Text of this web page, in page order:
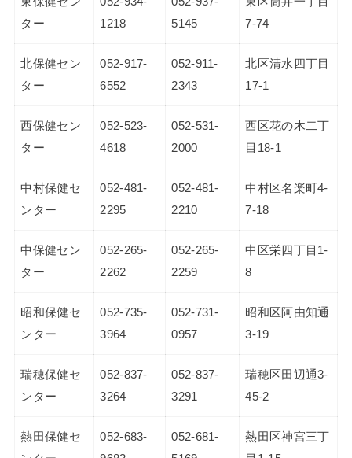
ター
1218
5145
7-74
北保健セン
ター
052-917-
6552
052-911-
2343
北区清水四丁目
17-1
西保健セン
ター
052-523-
4618
052-531-
2000
西区花の木二丁
目18-1
中村保健セ
ンター
052-481-
2295
052-481-
2210
中村区名楽町4-
7-18
中保健セン
ター
052-265-
2262
052-265-
2259
中区栄四丁目1-
8
昭和保健セ
ンター
052-735-
3964
052-731-
0957
昭和区阿由知通
3-19
瑞穂保健セ
ンター
052-837-
3264
052-837-
3291
瑞穂区田辺通3-
45-2
熱田保健セ
052-683-
052-681-
熱田区神宮三丁